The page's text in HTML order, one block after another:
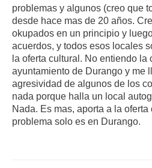
problemas y algunos (creo que
desde hace mas de 20 años.
okupados en un principio y
acuerdos, y todos esos locales
la oferta cultural. No entiendo la
ayuntamiento de Durango y me
agresividad de algunos de los
nada porque halla un local
Nada. Es mas, aporta a la
problema solo es en Durango.